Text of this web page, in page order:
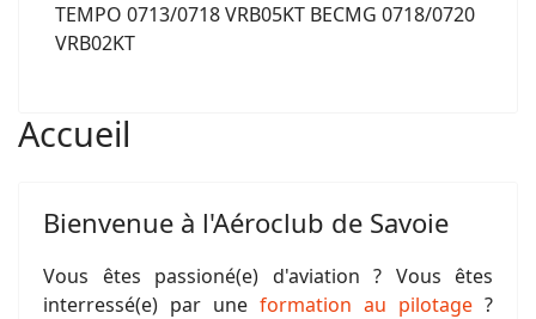
TEMPO 0713/0718 VRB05KT BECMG 0718/0720
VRB02KT
Accueil
Bienvenue à l'Aéroclub de Savoie
Vous êtes passioné(e) d'aviation ? Vous êtes
interressé(e) par une formation au pilotage ?